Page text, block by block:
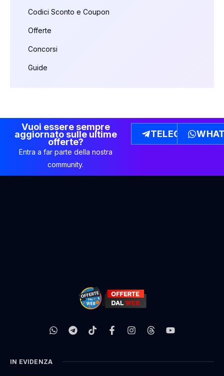
Codici Sconto e Coupon
Offerte
Concorsi
Guide
Vuoi essere sempre
aggiornato sulle ultime
offerte?
Entra a far parte della nostra
community.
TELEGRAM
IN EVIDENZA